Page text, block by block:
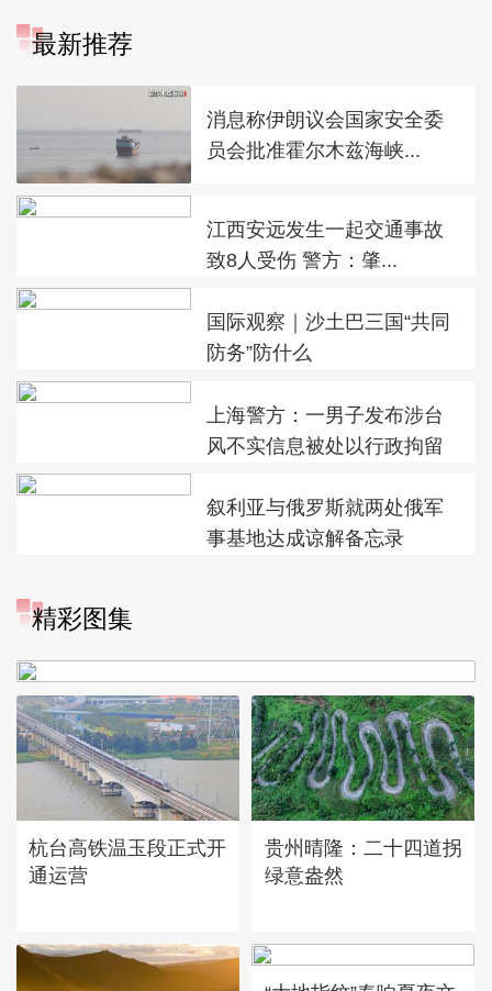
最新推荐
消息称伊朗议会国家安全委
员会批准霍尔木兹海峡...
江西安远发生一起交通事故
致8人受伤 警方：肇...
国际观察｜沙土巴三国“共同
防务”防什么
上海警方：一男子发布涉台
风不实信息被处以行政拘留
叙利亚与俄罗斯就两处俄军
事基地达成谅解备忘录
精彩图集
杭台高铁温玉段正式开
通运营
贵州晴隆：二十四道拐
绿意盎然